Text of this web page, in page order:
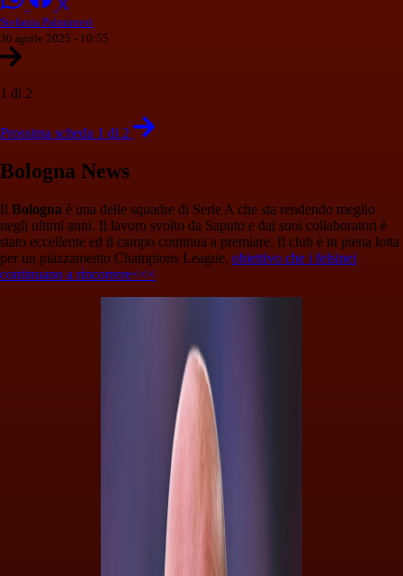
Stefania Palminteri
30 aprile 2025 - 10:55
1 di 2
Prossima scheda 1 di 2
Bologna News
Il Bologna è una delle squadre di Serie A che sta rendendo meglio
negli ultimi anni. Il lavoro svolto da Saputo e dai suoi collaboratori è
stato eccellente ed il campo continua a premiare. Il club è in piena lotta
per un piazzamento Champions League, obiettivo che i felsinei
continuano a rincorrere<<<